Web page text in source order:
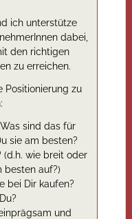
ich unterstütze
dabei,
den richtigen
zu erreichen.
Positionierung zu
sind das für
sie am besten?
(d.h. wie breit oder
besten auf?)
bei Dir kaufen?
und